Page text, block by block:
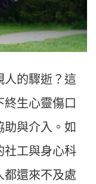
人的驟逝？這
終生心靈傷口
助與介入。如
社工與身心科
都還來不及處